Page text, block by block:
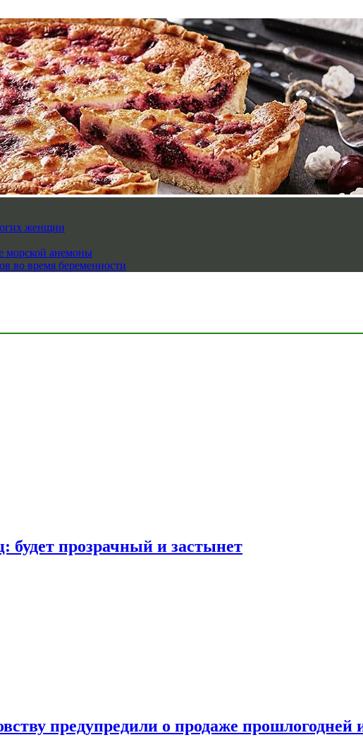
женщин
морской анемоны
во время беременности
будет прозрачный и застынет
предупредили о продаже прошлогодней